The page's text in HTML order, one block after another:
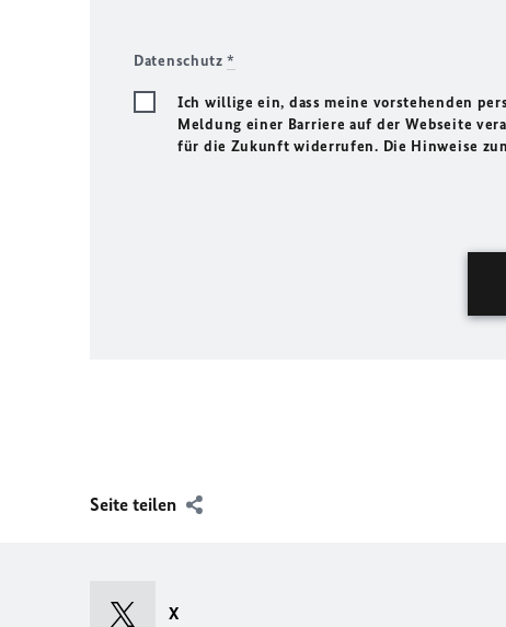
Datenschutz*
Ich willige ein, dass meine vorstehenden
Meldung einer Barriere auf der Webseite
für die Zukunft widerrufen. Die Hinweise
Seite teilen
X